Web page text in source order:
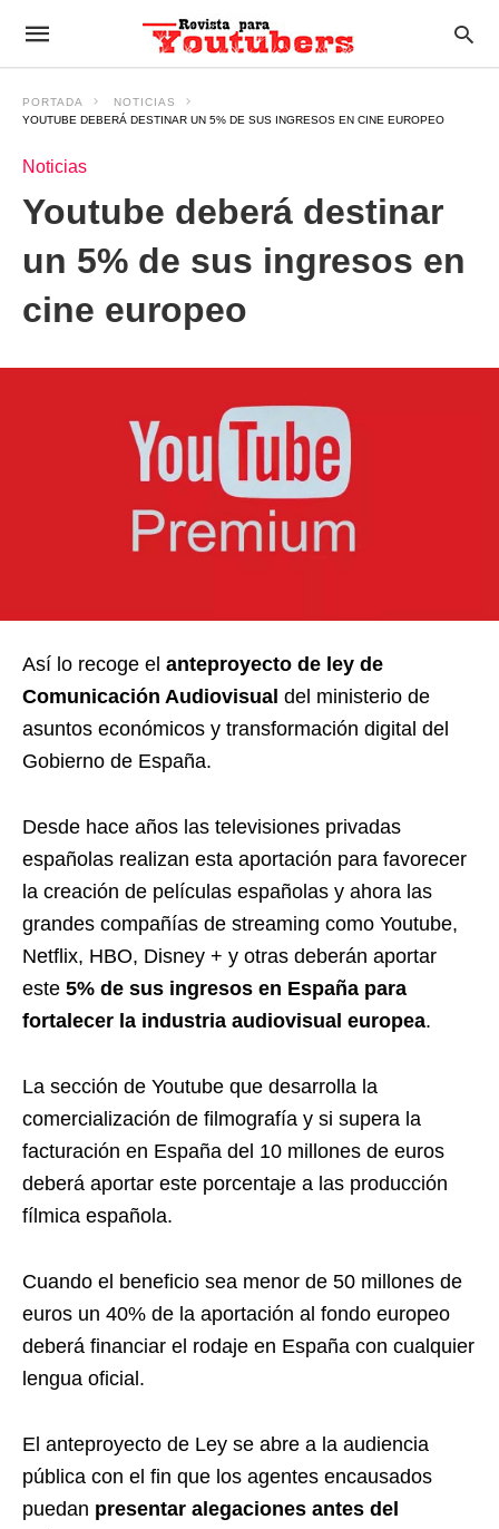
PORTADA
NOTICIAS
YOUTUBE DEBERÁ DESTINAR UN 5% DE SUS INGRESOS EN CINE EUROPEO
Noticias
Youtube deberá destinar
un 5% de sus ingresos en
cine europeo
Así lo recoge el anteproyecto de ley de
Comunicación Audiovisual del ministerio de
asuntos económicos y transformación digital del
Gobierno de España.
Desde hace años las televisiones privadas
españolas realizan esta aportación para favorecer
la creación de películas españolas y ahora las
grandes compañías de streaming como Youtube,
Netflix, HBO, Disney + y otras deberán aportar
este 5% de sus ingresos en España para
fortalecer la industria audiovisual europea.
La sección de Youtube que desarrolla la
comercialización de filmografía y si supera la
facturación en España del 10 millones de euros
deberá aportar este porcentaje a las producción
fílmica española.
Cuando el beneficio sea menor de 50 millones de
euros un 40% de la aportación al fondo europeo
deberá financiar el rodaje en España con cualquier
lengua oficial.
El anteproyecto de Ley se abre a la audiencia
pública con el fin que los agentes encausados
puedan presentar alegaciones antes del